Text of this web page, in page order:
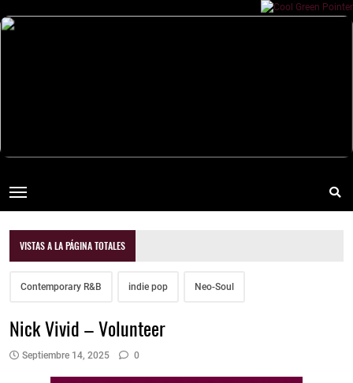
VISTAS A LA PÁGINA TOTALES
Contemporary R&B indie pop Neo-Soul
Nick Vivid – Volunteer
Septiembre 14, 2025 0